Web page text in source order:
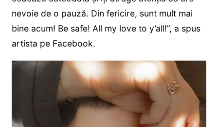
nevoie de o pauză. Din fericire, sunt mult mai
bine acum! Be safe! All my love to y’all!”, a spus
artista pe Facebook.